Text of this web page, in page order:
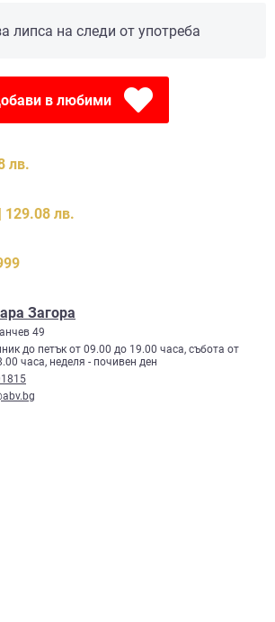
липса на следи от употреба
в любими
лв.
129.08 лв.
Загора
49
до петък от 09.00 до 19.00 часа, събота от
часа, неделя - почивен ден